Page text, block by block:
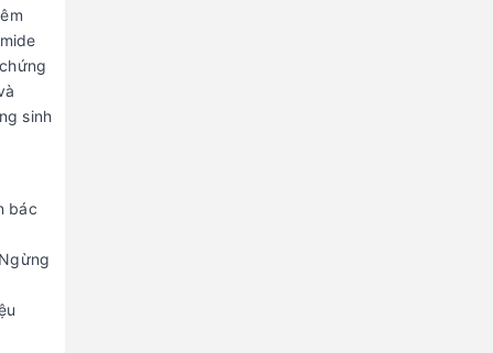
sinh
​​bác